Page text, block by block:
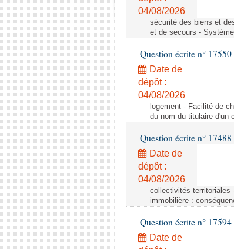
04/08/2026
sécurité des biens et
et de secours -
Question écrite n°
Date de
dépôt :
04/08/2026
logement - Facilité de
du nom du titulaire d'un
Question écrite n°
Date de
dépôt :
04/08/2026
collectivités territoriales
immobilière :
Question écrite n°
Date de